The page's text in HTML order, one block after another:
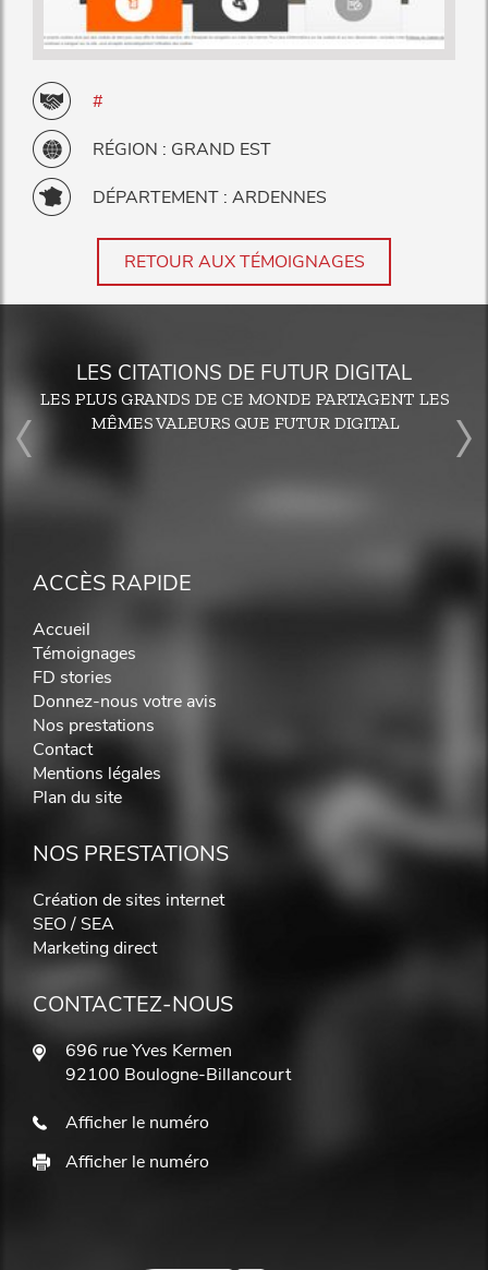
#
RÉGION : GRAND EST
DÉPARTEMENT : ARDENNES
RETOUR AUX TÉMOIGNAGES
LES CITATIONS DE FUTUR DIGITAL
LES PLUS GRANDS DE CE MONDE PARTAGENT LES
MÊMES VALEURS QUE FUTUR DIGITAL
ACCÈS RAPIDE
Accueil
Témoignages
FD stories
Donnez-nous votre avis
Nos prestations
Contact
Mentions légales
Plan du site
NOS PRESTATIONS
Création de sites internet
SEO / SEA
Marketing direct
CONTACTEZ-NOUS
696 rue Yves Kermen
92100 Boulogne-Billancourt
Afficher le numéro
Afficher le numéro